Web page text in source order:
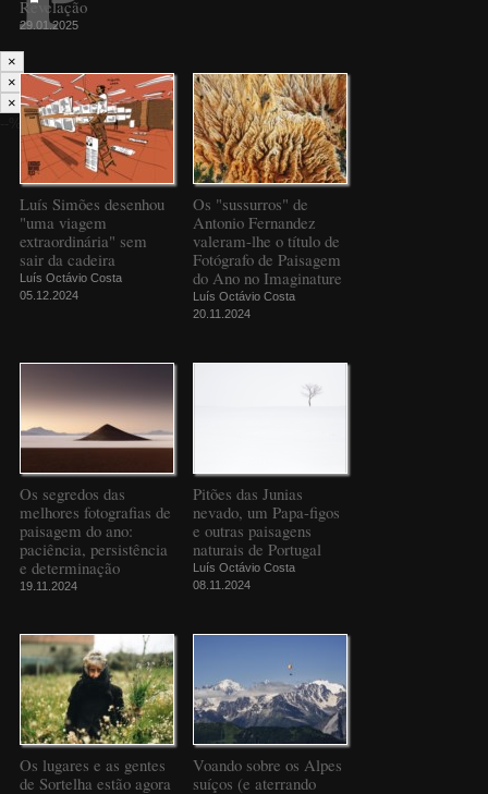
Revelação
29.01.2025
Luís Simões desenhou
"uma viagem
extraordinária" sem
sair da cadeira
Luís Octávio Costa
05.12.2024
Os "sussurros" de
Antonio Fernandez
valeram-lhe o título de
Fotógrafo de Paisagem
do Ano no Imaginature
Luís Octávio Costa
20.11.2024
Os segredos das
melhores fotografias de
paisagem do ano:
paciência, persistência
e determinação
19.11.2024
Pitões das Junias
nevado, um Papa-figos
e outras paisagens
naturais de Portugal
Luís Octávio Costa
08.11.2024
Os lugares e as gentes
de Sortelha estão agora
Voando sobre os Alpes
suíços (e aterrando
×
×
×
--%>